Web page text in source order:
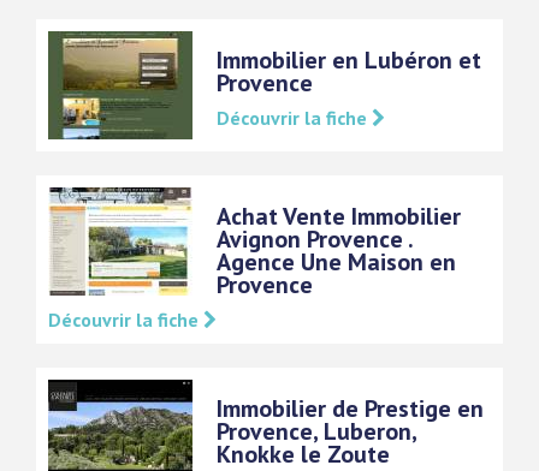
Immobilier en Lubéron et
Provence
Découvrir la fiche
Achat Vente Immobilier
Avignon Provence .
Agence Une Maison en
Provence
Découvrir la fiche
Immobilier de Prestige en
Provence, Luberon,
Knokke le Zoute